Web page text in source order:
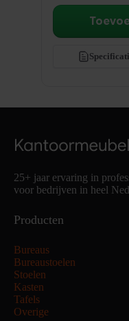
25+ jaar ervaring in
voor bedrijven in heel
Producten
Bureaus
Bureaustoelen
Stoelen
Kasten
Tafels
Overige